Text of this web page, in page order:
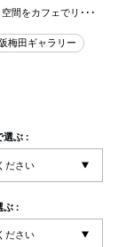
間をカフェでリ･･･
梅田ギャラリー
選ぶ :
ぶ :